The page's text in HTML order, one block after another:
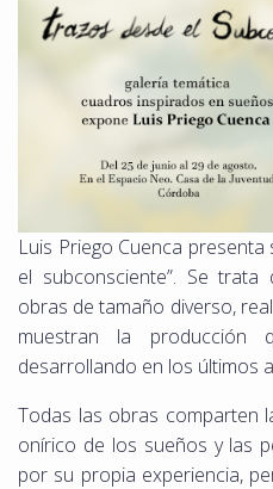
Luis Priego Cuenca
el subconsciente”. Se
obras de tamaño diverso,
muestran la
desarrollando en los últimos
Todas las obras comparten
onírico de los sueños y las
por su propia experiencia,